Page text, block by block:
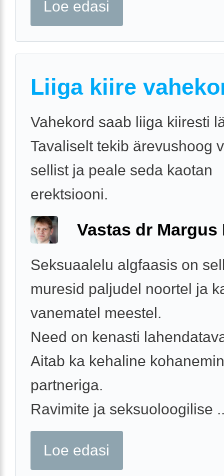
Loe edasi
Liiga kiire
Vahekord saab liiga kiiresti
Tavaliselt tekib ärevushoog
sellist ja peale seda kaotan
erektsiooni.
Vastas dr Margus
Seksuaalelu algfaasis on
muresid paljudel noortel ja
vanematel meestel.
Need on kenasti
Aitab ka kehaline
partneriga.
Ravimite ja seksuoloogilise
Loe edasi